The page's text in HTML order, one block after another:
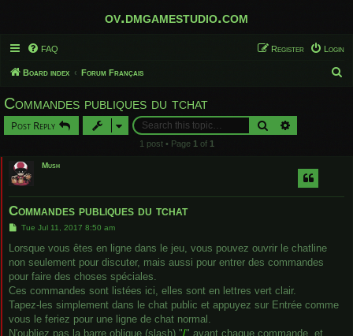
ov.dmgamestudio.com
FAQ Login
Register
Board index Forum Français
Commandes publiques du tchat
Post Reply Search
1 post • Page 1 of 1
Mush
Commandes publiques du tchat
P
s
Tue Jul 11, 2017 8:50 am
Lorsque vous êtes en ligne dans le jeu, vous pouvez ouvrir le chatline
non seulement pour discuter, mais aussi pour entrer des commandes
pour faire des choses spéciales.
Ces commandes sont listées ici, elles sont en lettres vert clair.
Tapez-les simplement dans le chat public et appuyez sur Entrée comme
vous le feriez pour une ligne de chat normal.
N'oubliez pas la barre oblique (slash) "/" avant chaque commande, et